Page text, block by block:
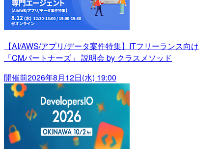
【AI/AWS/アプリ/データ案件特集】ITフリーランス向け
「CMパートナーズ」 説明会 by クラスメソッド
開催前2026年8月12日(水) 19:00